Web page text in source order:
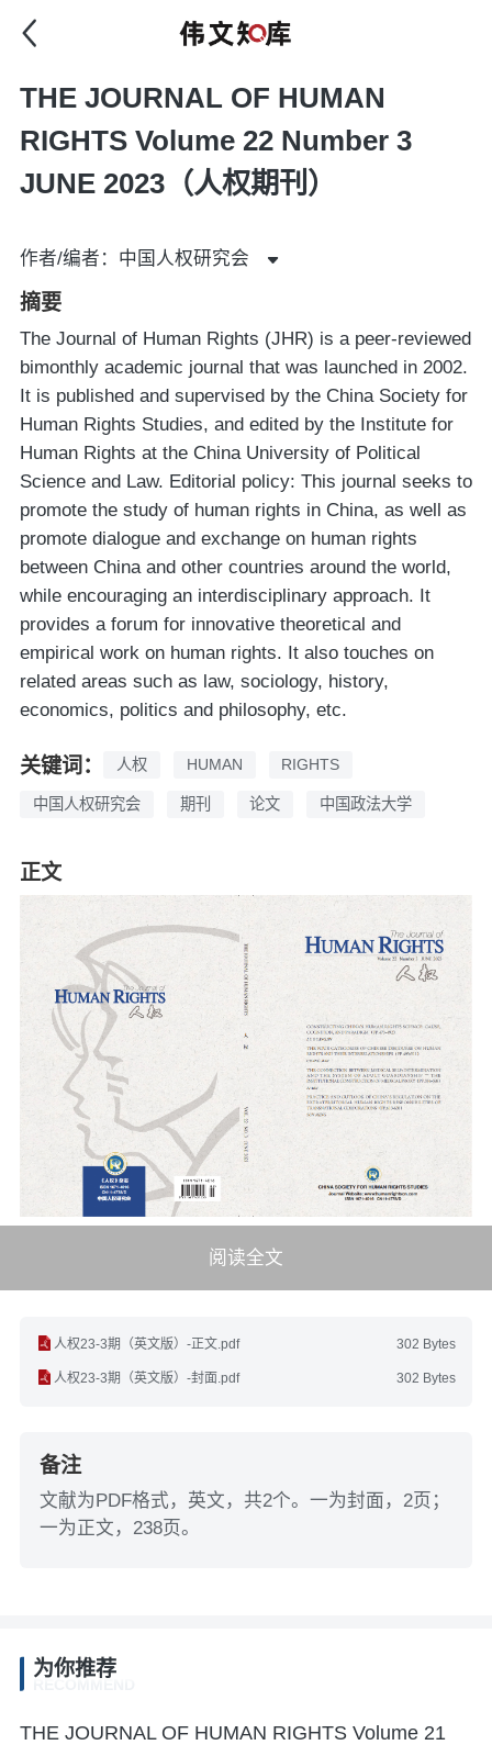
THE JOURNAL OF HUMAN
RIGHTS Volume 22 Number 3
JUNE 2023（人权期刊）
作者/编者：中国人权研究会
摘要
The Journal of Human Rights (JHR) is a peer-reviewed
bimonthly academic journal that was launched in 2002.
It is published and supervised by the China Society for
Human Rights Studies, and edited by the Institute for
Human Rights at the China University of Political
Science and Law. Editorial policy: This journal seeks to
promote the study of human rights in China, as well as
promote dialogue and exchange on human rights
between China and other countries around the world,
while encouraging an interdisciplinary approach. It
provides a forum for innovative theoretical and
empirical work on human rights. It also touches on
related areas such as law, sociology, history,
economics, politics and philosophy, etc.
关键词： 人权 HUMAN RIGHTS
中国人权研究会 期刊 论文 中国政法大学
正文
阅读全文
302 Bytes
人权23-3期（英文版）-正文.pdf
302 Bytes
人权23-3期（英文版）-封面.pdf
备注
文献为PDF格式，英文，共2个。一为封面，2页；
一为正文，238页。
为你推荐
THE JOURNAL OF HUMAN RIGHTS Volume 21